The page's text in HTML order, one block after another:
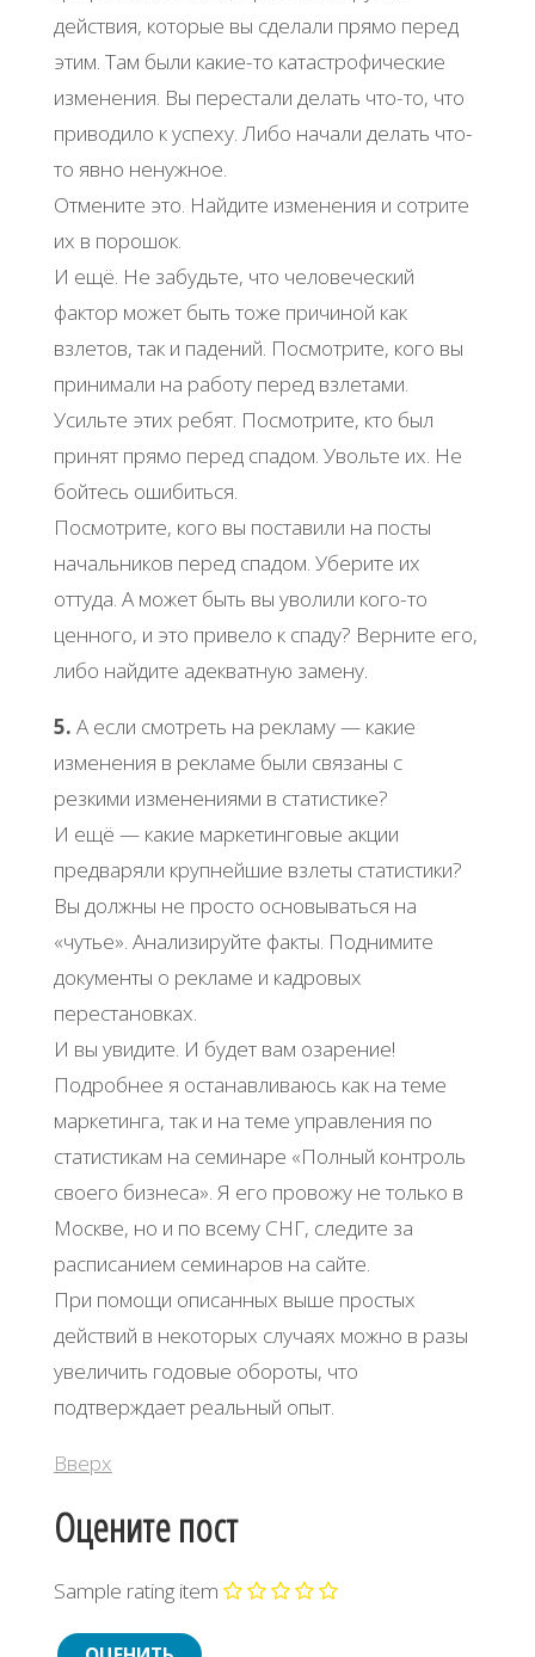
действия, которые вы сделали прямо перед
этим. Там были какие-то катастрофические
изменения. Вы перестали делать что-то, что
приводило к успеху. Либо начали делать что-
то явно ненужное.
Отмените это. Найдите изменения и сотрите
их в порошок.
И ещё. Не забудьте, что человеческий
фактор может быть тоже причиной как
взлетов, так и падений. Посмотрите, кого вы
принимали на работу перед взлетами.
Усильте этих ребят. Посмотрите, кто был
принят прямо перед спадом. Увольте их. Не
бойтесь ошибиться.
Посмотрите, кого вы поставили на посты
начальников перед спадом. Уберите их
оттуда. А может быть вы уволили кого-то
ценного, и это привело к спаду? Верните его,
либо найдите адекватную замену.
5. А если смотреть на рекламу — какие
изменения в рекламе были связаны с
резкими изменениями в статистике?
И ещё — какие маркетинговые акции
предваряли крупнейшие взлеты статистики?
Вы должны не просто основываться на
«чутье». Анализируйте факты. Поднимите
документы о рекламе и кадровых
перестановках.
И вы увидите. И будет вам озарение!
Подробнее я останавливаюсь как на теме
маркетинга, так и на теме управления по
статистикам на семинаре «Полный контроль
своего бизнеса». Я его провожу не только в
Москве, но и по всему СНГ, следите за
расписанием семинаров на сайте.
При помощи описанных выше простых
действий в некоторых случаях можно в разы
увеличить годовые обороты, что
подтверждает реальный опыт.
Вверх
Оцените пост
Sample rating item